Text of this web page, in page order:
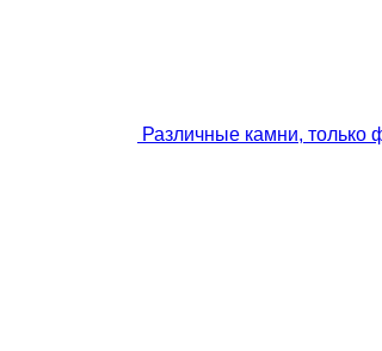
Различные камни, только